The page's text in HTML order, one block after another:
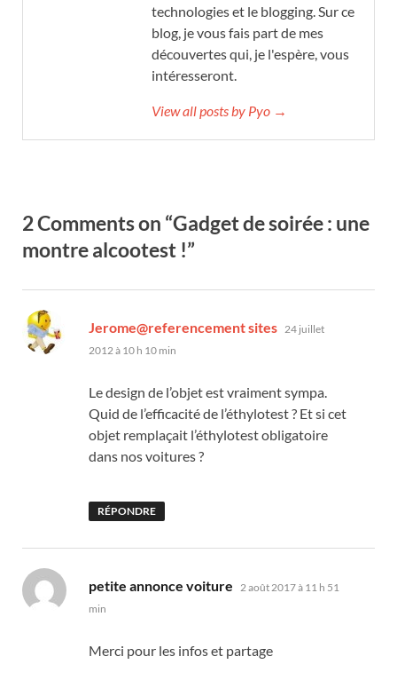
technologies et le blogging. Sur ce
blog, je vous fais part de mes
découvertes qui, je l'espère, vous
intéresseront.
View all posts by Pyo →
2 Comments on “Gadget de soirée : une
montre alcootest !”
Jerome@referencement sites dit :
24 juillet
2012 à 10 h 10 min
Le design de l’objet est vraiment sympa.
Quid de l’efficacité de l’éthylotest ? Et si cet
objet remplaçait l’éthylotest obligatoire
dans nos voitures ?
RÉPONDRE
petite annonce voiture dit :
2 août 2017 à 11 h 51
min
Merci pour les infos et partage